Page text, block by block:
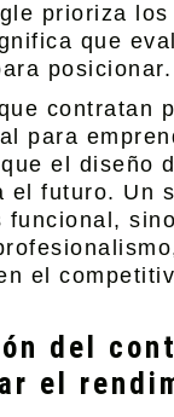
prioriza los
que
posicionar.
contratan
para
el diseño
el futuro. Un
funcional,
el
del
el